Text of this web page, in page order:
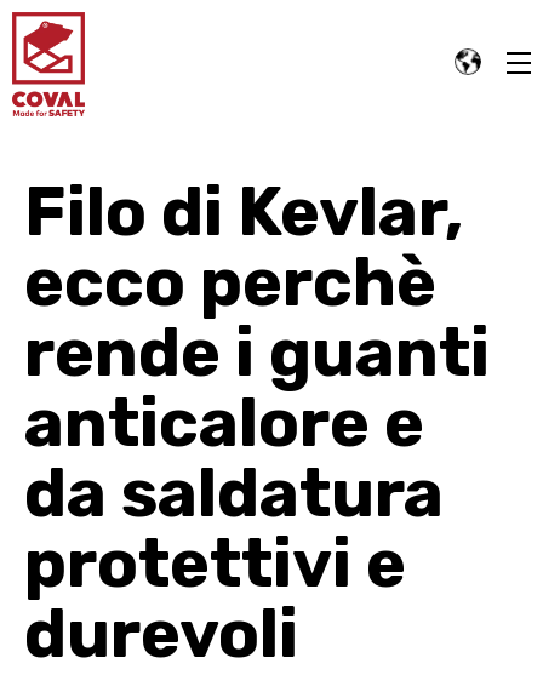
Filo di Kevlar,
ecco perchè
rende i guanti
anticalore e
da saldatura
protettivi e
durevoli